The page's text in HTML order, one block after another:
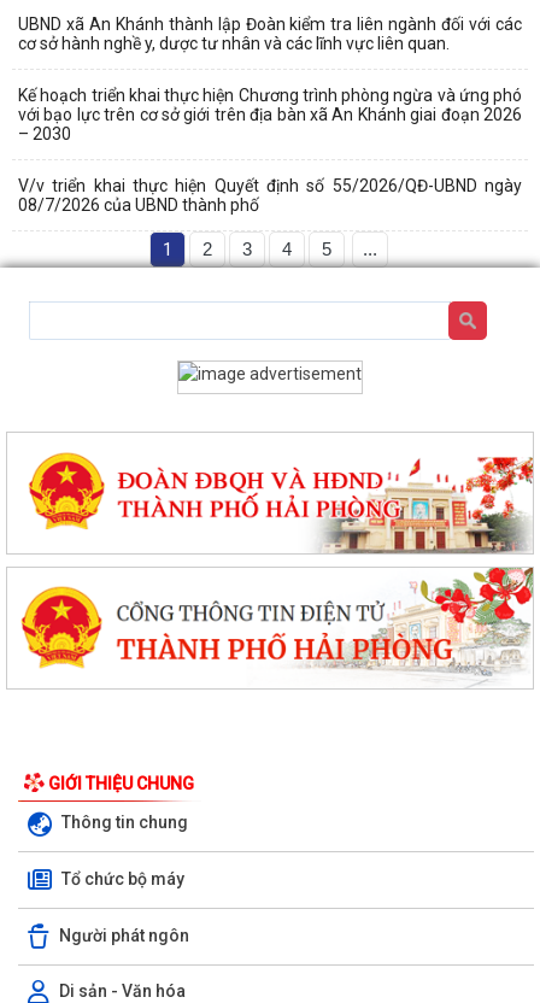
UBND xã An Khánh thành lập Đoàn kiểm tra liên ngành đối với các
cơ sở hành nghề y, dược tư nhân và các lĩnh vực liên quan.
Kế hoạch triển khai thực hiện Chương trình phòng ngừa và ứng phó
với bạo lực trên cơ sở giới trên địa bàn xã An Khánh giai đoạn 2026
– 2030
V/v triển khai thực hiện Quyết định số 55/2026/QĐ-UBND ngày
08/7/2026 của UBND thành phố
1 2 3 4 5 ...
GIỚI THIỆU CHUNG
Thông tin chung
Tổ chức bộ máy
Người phát ngôn
Di sản - Văn hóa